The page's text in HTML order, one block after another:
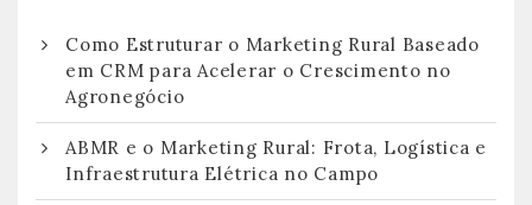
Como Estruturar o Marketing Rural Baseado
em CRM para Acelerar o Crescimento no
Agronegócio
ABMR e o Marketing Rural: Frota, Logística e
Infraestrutura Elétrica no Campo